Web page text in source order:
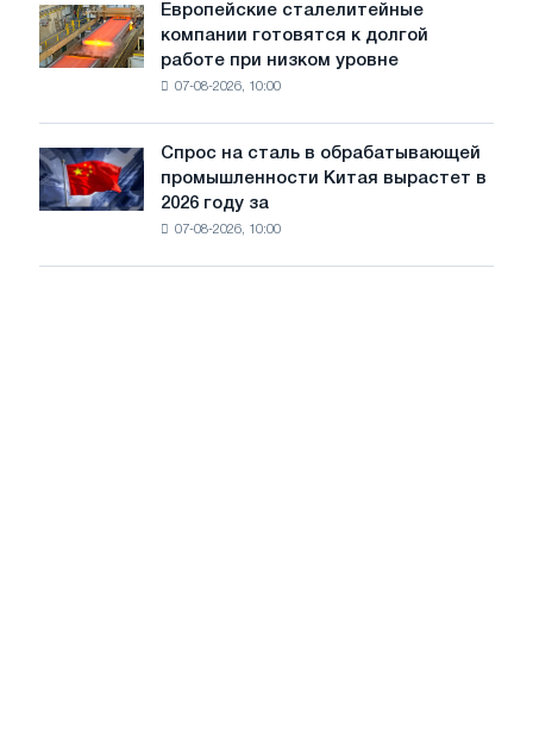
рынке
стали
сохранятся,
на
диверсификацию
Европейские
сталелитейные
компании
работе
при
низком
воды
Европейские сталелитейные
компании готовятся к долгой
работе при низком уровне
07-08-2026, 10:00
Спрос
на
сталь
Спрос на сталь в обрабатывающей
промышленности Китая вырастет в
2026 году за
07-08-2026, 10:00